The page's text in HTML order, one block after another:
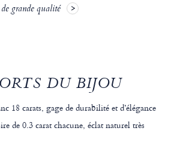
grande qualité
DU BIJOU
18 carats, gage de durabilité et d’élégance
de 0.3 carat chacune, éclat naturel très